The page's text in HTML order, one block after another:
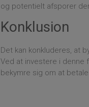
og potentielt afsporer
Konklusion
Det kan konkluderes, at
Ved at investere i
bekymre sig om at